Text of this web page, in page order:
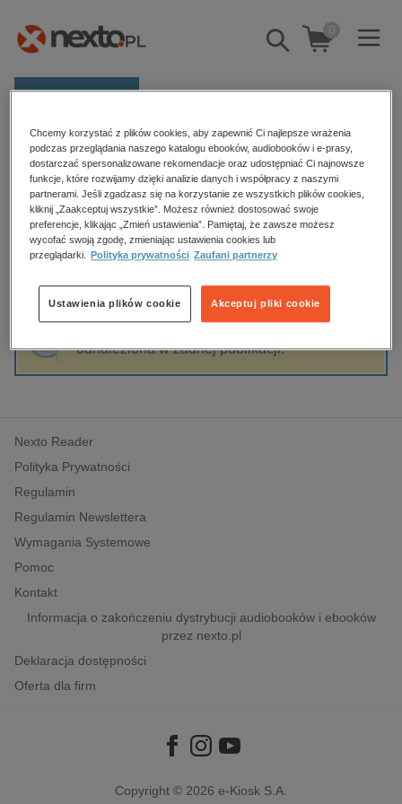
Pokaż/schowaj
wyszukiwarkę
0
E-prasa
Kategorie
Zobacz wszystkie E-prasa
budownictwo, aranżacja wnętrz
biznesowe, branżowe, gospodarka
edukacja
hobby, sport, rozrywka
komputery, internet, technologie, informatyka
polityka, społeczno-informacyjne
psychologiczne
inne
popularno-naukowe
historia
Strona główna Renata Góralska
Renata Góralska
Sortowanie Filtrowanie
odnaleziona w żadnej publikacji.
Nexto Reader
Polityka Prywatności
Regulamin
Regulamin Newslettera
Wymagania Systemowe
Pomoc
Kontakt
Informacja o zakończeniu dystrybucji audiobooków i ebooków
przez nexto.pl
Deklaracja dostępności
Oferta dla firm
Copyright © 2026 e-Kiosk S.A.
Chcemy korzystać z plików cookies, aby zapewnić Ci najlepsze wrażenia
podczas przeglądania naszego katalogu ebooków, audiobooków i e-prasy,
dostarczać spersonalizowane rekomendacje oraz udostępniać Ci najnowsze
funkcje, które rozwijamy dzięki analizie danych i współpracy z naszymi
partnerami. Jeśli zgadzasz się na korzystanie ze wszystkich plików cookies,
kliknij „Zaakceptuj wszystkie”. Możesz również dostosować swoje
preferencje, klikając „Zmień ustawienia”. Pamiętaj, że zawsze możesz
wycofać swoją zgodę, zmieniając ustawienia cookies lub
przeglądarki.
Polityka prywatności Zaufani partnerzy
Akceptuj pliki cookie
Ustawienia plików cookie